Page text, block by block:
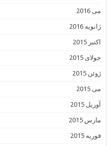
می 2016
ژانویه 2016
اکتبر 2015
جولای 2015
ژوئن 2015
می 2015
آوریل 2015
مارس 2015
فوریه 2015